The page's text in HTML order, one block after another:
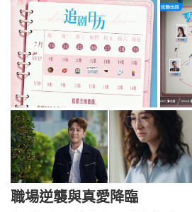
職場逆襲與真愛降臨